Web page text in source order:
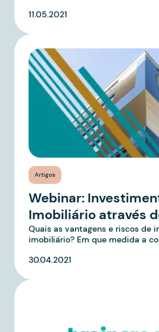
11.05.2021
Artigos
Webinar:
Imobiliário através
Quais as vantagens e riscos de
imobiliário? Em que medida a
30.04.2021